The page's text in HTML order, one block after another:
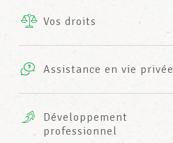
INFO-CENTER
Vos droits
Assistance en vie privée
complémentaires
AXA
Développement
professionnel